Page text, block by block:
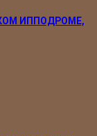
ИППОДРОМЕ,